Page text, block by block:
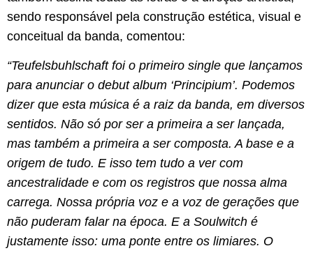
sendo responsável pela construção estética, visual e
conceitual da banda, comentou:
“Teufelsbuhlschaft foi o primeiro single que lançamos
para anunciar o debut album ‘Principium’. Podemos
dizer que esta música é a raiz da banda, em diversos
sentidos. Não só por ser a primeira a ser lançada,
mas também a primeira a ser composta. A base e a
origem de tudo. E isso tem tudo a ver com
ancestralidade e com os registros que nossa alma
carrega. Nossa própria voz e a voz de gerações que
não puderam falar na época. E a Soulwitch é
justamente isso: uma ponte entre os limiares. O